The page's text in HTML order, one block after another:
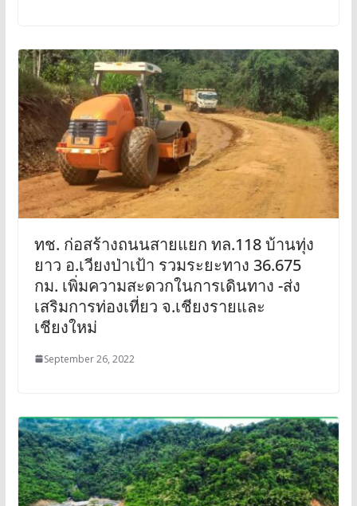
ทช. ก่อสร้างถนนสายแยก ทล.118 บ้านทุ่ง
ยาว อ.เวียงป่าเป้า รวมระยะทาง 36.675
กม. เพิ่มความสะดวกในการเดินทาง -ส่ง
เสริมการท่องเที่ยว จ.เชียงรายและ
เชียงใหม่
September 26, 2022